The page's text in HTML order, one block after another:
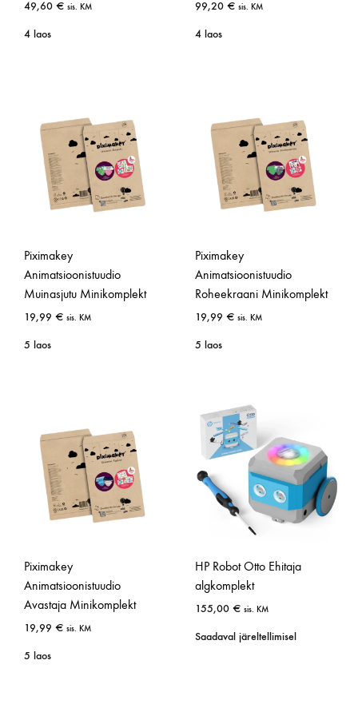
49,60 € sis. KM
4 laos
99,20 € sis. KM
4 laos
Piximakey
Animatsioonistuudio
Muinasjutu Minikomplekt
19,99 € sis. KM
5 laos
Piximakey
Animatsioonistuudio
Roheekraani Minikomplekt
19,99 € sis. KM
5 laos
Piximakey
Animatsioonistuudio
Avastaja Minikomplekt
19,99 € sis. KM
5 laos
HP Robot Otto Ehitaja
algkomplekt
155,00 € sis. KM
Saadaval järeltellimisel